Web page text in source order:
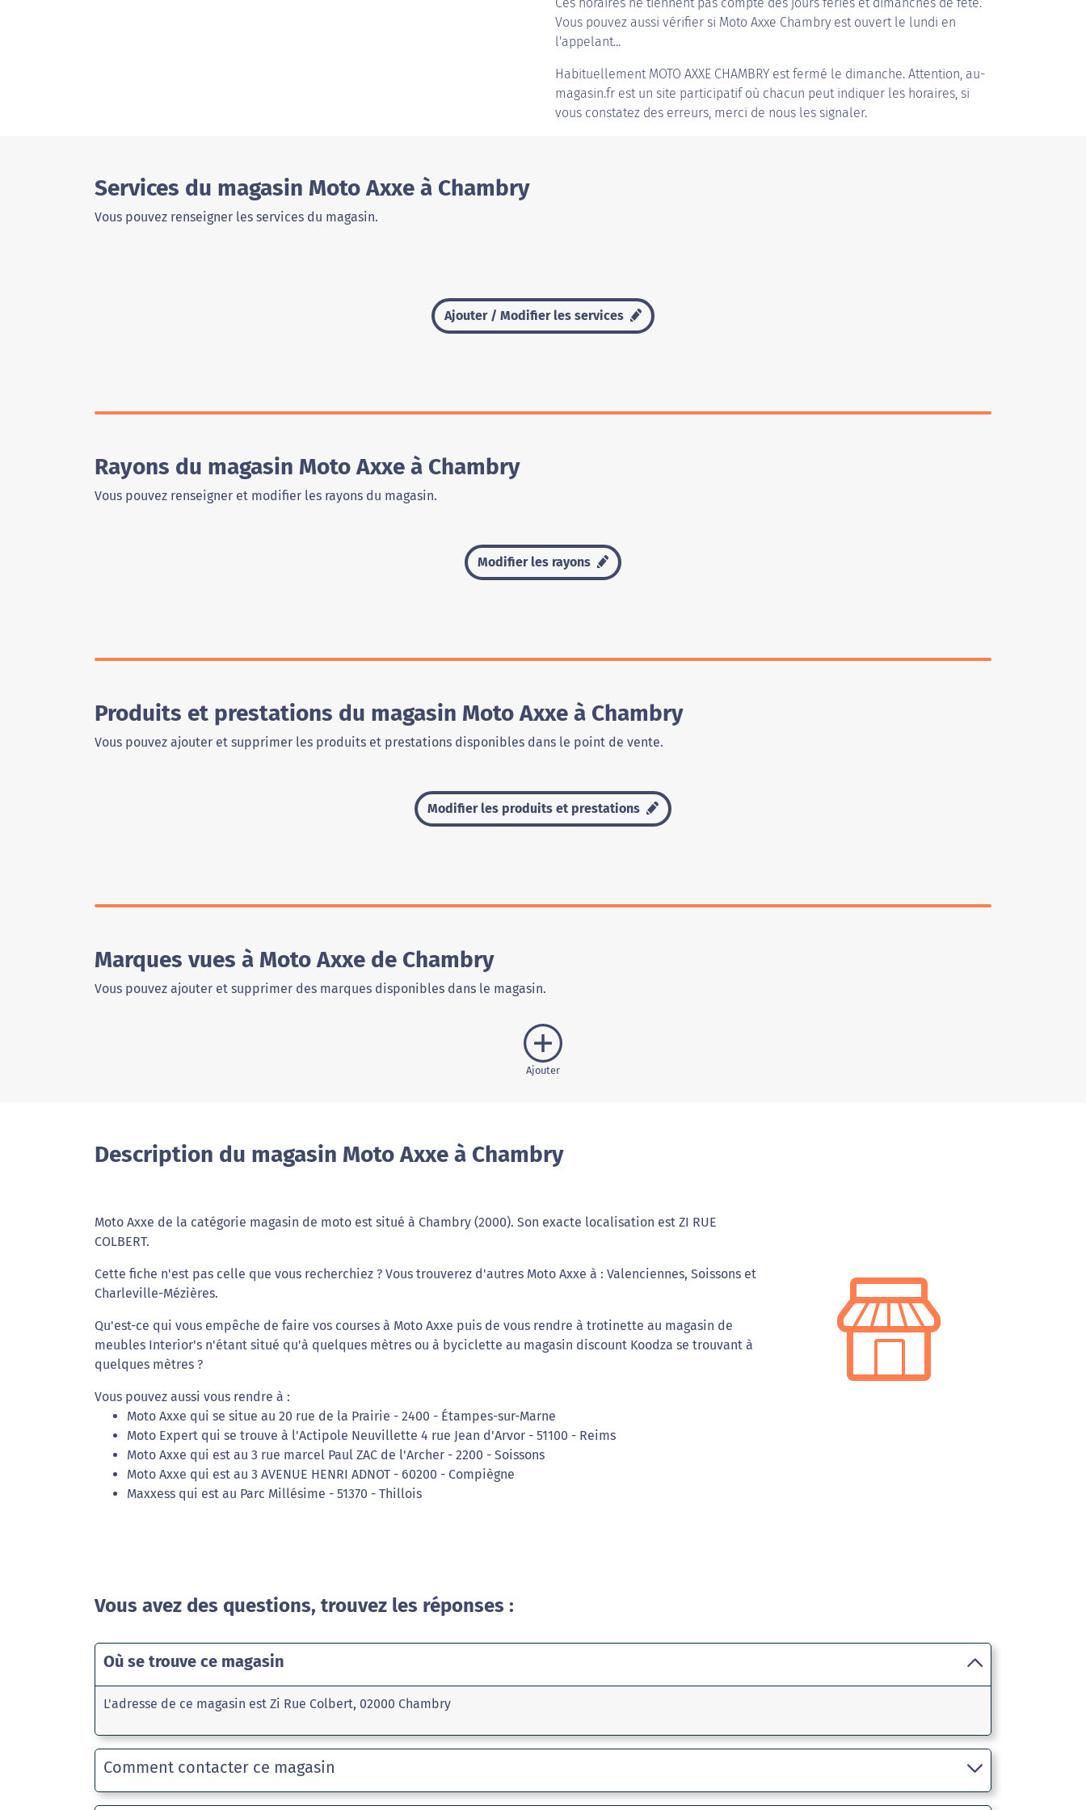
Vous pouvez aussi vérifier si Moto Axxe Chambry est ouvert le lundi en
l'appelant...
Habituellement MOTO AXXE CHAMBRY est fermé le dimanche. Attention, au-
magasin.fr est un site participatif où chacun peut indiquer les horaires, si
vous constatez des erreurs, merci de nous les signaler.
Services du magasin Moto Axxe à Chambry
Vous pouvez renseigner les services du magasin.
Ajouter / Modifier les services
Rayons du magasin Moto Axxe à Chambry
Vous pouvez renseigner et modifier les rayons du magasin.
Modifier les rayons
Produits et prestations du magasin Moto Axxe à Chambry
Vous pouvez ajouter et supprimer les produits et prestations disponibles dans le point de vente.
Modifier les produits et prestations
Marques vues à Moto Axxe de Chambry
Vous pouvez ajouter et supprimer des marques disponibles dans le magasin.
Ajouter
Description du magasin Moto Axxe à Chambry
Moto Axxe de la catégorie magasin de moto est situé à Chambry (2000). Son exacte localisation est ZI RUE
COLBERT.
Cette fiche n'est pas celle que vous recherchiez ? Vous trouverez d'autres Moto Axxe à : Valenciennes, Soissons et
Charleville-Mézières.
Qu'est-ce qui vous empêche de faire vos courses à Moto Axxe puis de vous rendre à trotinette au magasin de
meubles Interior's n'étant situé qu'à quelques mètres ou à byciclette au magasin discount Koodza se trouvant à
quelques mètres ?
Vous pouvez aussi vous rendre à :
Moto Axxe qui se situe au 20 rue de la Prairie - 2400 - Étampes-sur-Marne
Moto Expert qui se trouve à l'Actipole Neuvillette 4 rue Jean d'Arvor - 51100 - Reims
Moto Axxe qui est au 3 rue marcel Paul ZAC de l'Archer - 2200 - Soissons
Moto Axxe qui est au 3 AVENUE HENRI ADNOT - 60200 - Compiègne
Maxxess qui est au Parc Millésime - 51370 - Thillois
Vous avez des questions, trouvez les réponses :
Où se trouve ce magasin
L'adresse de ce magasin est Zi Rue Colbert, 02000 Chambry
Comment contacter ce magasin